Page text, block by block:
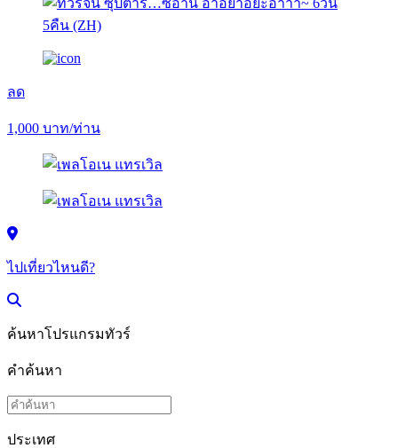
ลด
1,000 บาท/ท่าน
ไปเที่ยวไหนดี?
ค้นหาโปรแกรมทัวร์
คำค้นหา
ประเทศ